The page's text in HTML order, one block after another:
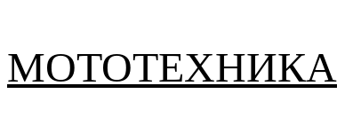
содержимому
МОТОТЕХНИКА